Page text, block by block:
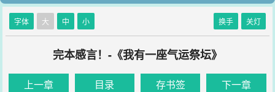
字体 大 中 小 换手 关灯
完本感言！-《我有一座气运祭坛》
上一章 目录 存书签 下一章